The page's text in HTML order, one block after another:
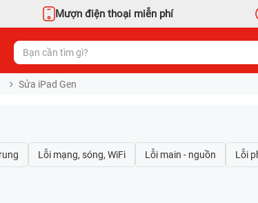
Mượn điện thoại miễn phí
Sửa iPad Gen